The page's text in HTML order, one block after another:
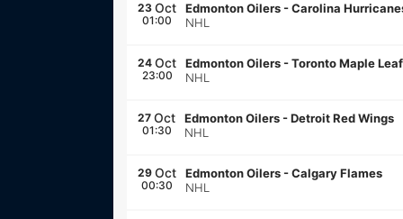
23 Oct
01:00
Edmonton Oilers -Carolina
NHL
24 Oct
23:00
Edmonton Oilers -Toronto Maple
NHL
27 Oct
01:30
Edmonton Oilers -Detroit Red Wings
NHL
29 Oct
00:30
Edmonton Oilers -Calgary Flames
NHL